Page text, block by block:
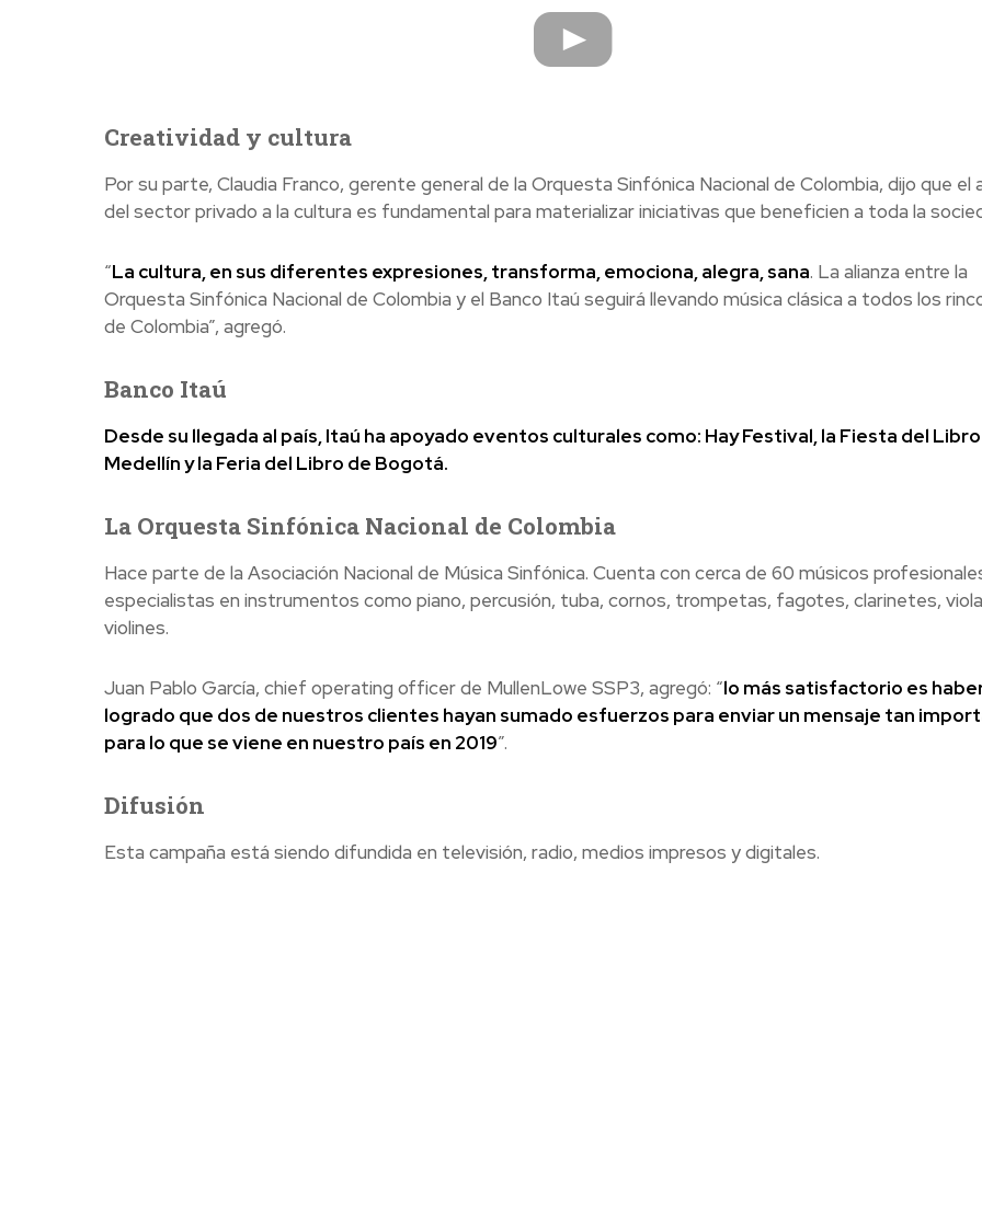
Creatividad y cultura
Por su parte, Claudia Franco, gerente general de la Orquesta Sinfónica Nacional de Colombia, dijo que el
del sector privado a la cultura es fundamental para materializar iniciativas que beneficien a toda la
“La cultura, en sus diferentes expresiones, transforma, emociona, alegra, sana. La alianza entre la
Orquesta Sinfónica Nacional de Colombia y el Banco Itaú seguirá llevando música clásica a todos los
de Colombia”, agregó.
Banco Itaú
Desde su llegada al país, Itaú ha apoyado eventos culturales como: Hay Festival, la Fiesta del
Medellín y la Feria del Libro de Bogotá.
La Orquesta Sinfónica Nacional de Colombia
Hace parte de la Asociación Nacional de Música Sinfónica. Cuenta con cerca de 60 músicos
especialistas en instrumentos como piano, percusión, tuba, cornos, trompetas, fagotes, clarinetes,
violines.
Juan Pablo García, chief operating officer de MullenLowe SSP3, agregó: “lo más satisfactorio es
logrado que dos de nuestros clientes hayan sumado esfuerzos para enviar un mensaje tan
para lo que se viene en nuestro país en 2019”.
Difusión
Esta campaña está siendo difundida en televisión, radio, medios impresos y digitales.